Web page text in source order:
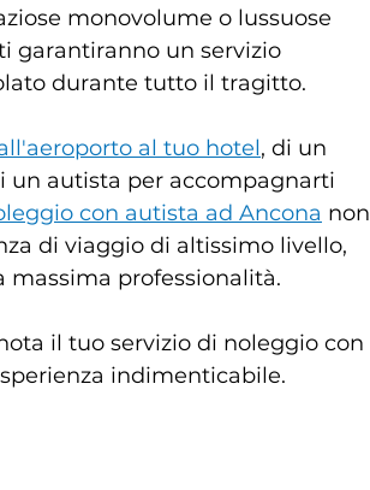
monovolume o lussuose
garantiranno un servizio
durante tutto il tragitto.
al tuo hotel, di un
un autista per accompagnarti
con autista ad Ancona non
di viaggio di altissimo livello,
professionalità.
il tuo servizio di noleggio con
indimenticabile.